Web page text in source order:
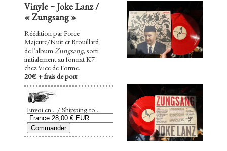
Vinyle ~ Joke Lanz /
« Zungsang »
Réédition par Force
Majeure/Nuit et Brouillard
de l’albumZungsang, sorti
initialement au format K7
chez Vice de Forme.
20€ + frais de port
Envoi en... / Shipping to...